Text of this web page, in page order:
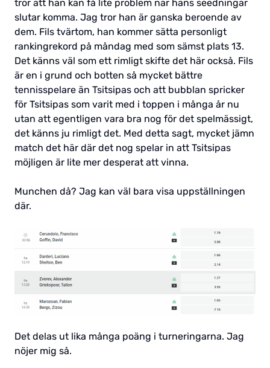
tror att han kan få lite problem när hans seedningar
slutar komma. Jag tror han är ganska beroende av
dem. Fils tvärtom, han kommer sätta personligt
rankingrekord på måndag med som sämst plats 13.
Det känns väl som ett rimligt skifte det här också. Fils
är en i grund och botten så mycket bättre
tennisspelare än Tsitsipas och att bubblan spricker
för Tsitsipas som varit med i toppen i många år nu
utan att egentligen vara bra nog för det spelmässigt,
det känns ju rimligt det. Med detta sagt, mycket jämn
match det här där det nog spelar in att Tsitsipas
möjligen är lite mer desperat att vinna.
Munchen då? Jag kan väl bara visa uppställningen
där.
Det delas ut lika många poäng i turneringarna. Jag
nöjer mig så.